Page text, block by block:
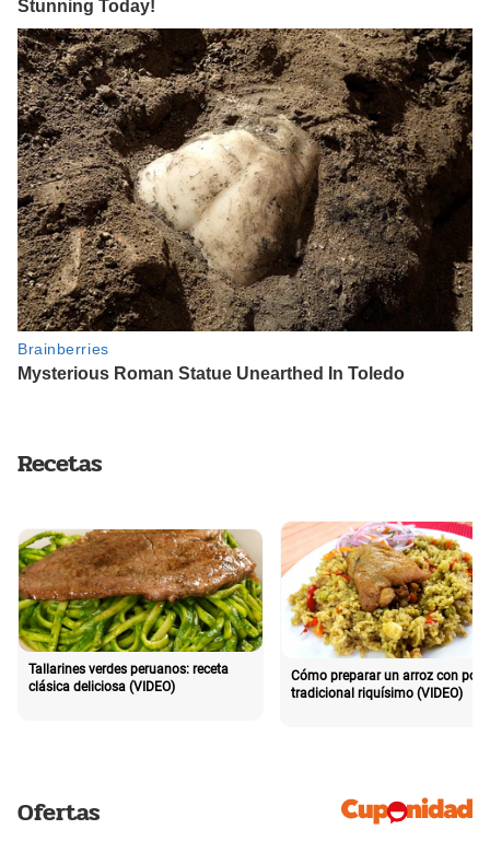
Recetas
Tallarines verdes peruanos: receta
clásica deliciosa (VIDEO)
Cómo preparar un arroz con pollo
tradicional riquísimo (VIDEO)
Ofertas